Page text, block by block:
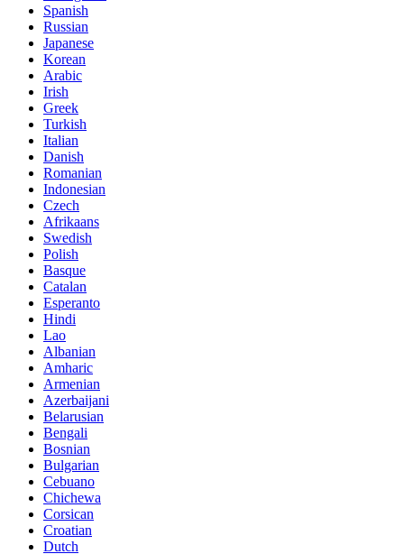
Spanish
Russian
Japanese
Korean
Arabic
Irish
Greek
Turkish
Italian
Danish
Romanian
Indonesian
Czech
Afrikaans
Swedish
Polish
Basque
Catalan
Esperanto
Hindi
Lao
Albanian
Amharic
Armenian
Azerbaijani
Belarusian
Bengali
Bosnian
Bulgarian
Cebuano
Chichewa
Corsican
Croatian
Dutch